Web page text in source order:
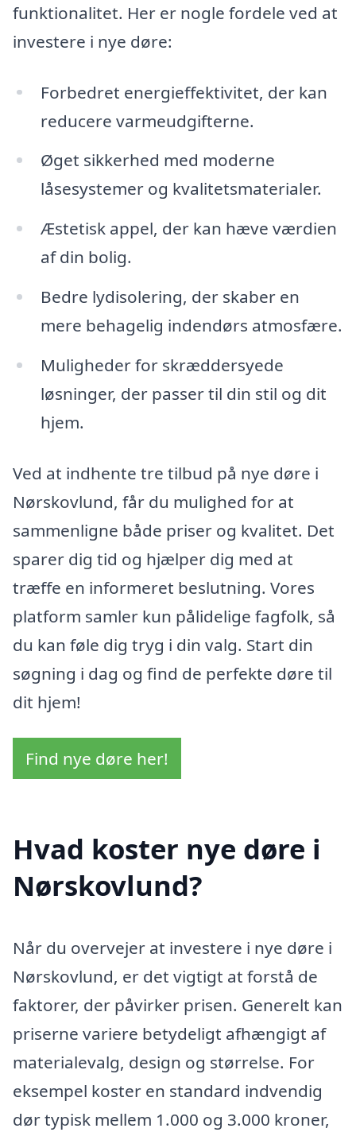
funktionalitet. Her er nogle fordele ved at
investere i nye døre:
Forbedret energieffektivitet, der kan
reducere varmeudgifterne.
Øget sikkerhed med moderne
låsesystemer og kvalitetsmaterialer.
Æstetisk appel, der kan hæve værdien
af din bolig.
Bedre lydisolering, der skaber en
mere behagelig indendørs atmosfære.
Muligheder for skræddersyede
løsninger, der passer til din stil og dit
hjem.
Ved at indhente tre tilbud på nye døre i
Nørskovlund, får du mulighed for at
sammenligne både priser og kvalitet. Det
sparer dig tid og hjælper dig med at
træffe en informeret beslutning. Vores
platform samler kun pålidelige fagfolk, så
du kan føle dig tryg i din valg. Start din
søgning i dag og find de perfekte døre til
dit hjem!
Find nye døre her!
Hvad koster nye døre i
Nørskovlund?
Når du overvejer at investere i nye døre i
Nørskovlund, er det vigtigt at forstå de
faktorer, der påvirker prisen. Generelt kan
priserne variere betydeligt afhængigt af
materialevalg, design og størrelse. For
eksempel koster en standard indvendig
dør typisk mellem 1.000 og 3.000 kroner,